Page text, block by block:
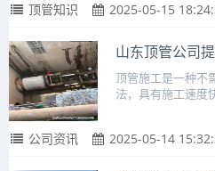
顶管知识 2025-05-15
山东顶管公司
顶管施工是一种不
法，具有施工速度
公司资讯 2025-05-14